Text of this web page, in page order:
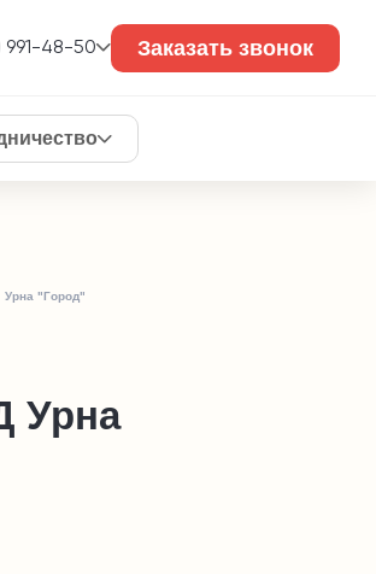
991-48-50 Заказать звонок
Урна "Город"
Урна